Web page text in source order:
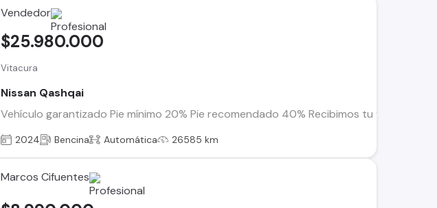
Vendedor
Vitacura
Nissan Qashqai
Vehículo garantizado Pie mínimo 20% Pie recomendado 40% Recibimos tu vehículo
$25.980.000
2024 Bencina Automática 26585 km
Marcos Cifuentes